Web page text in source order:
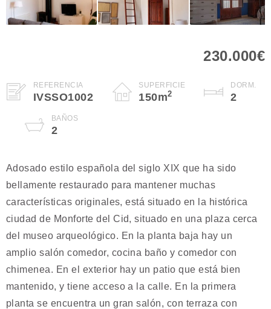
230.000€
REFERENCIA
IVSSO1002
SUPERFICIE
150m2
DORM.
2
BAÑOS
2
Adosado estilo española del siglo XIX que ha sido
bellamente restaurado para mantener muchas
características originales, está situado en la histórica
ciudad de Monforte del Cid, situado en una plaza cerca
del museo arqueológico. En la planta baja hay un
amplio salón comedor, cocina baño y comedor con
chimenea. En el exterior hay un patio que está bien
mantenido, y tiene acceso a la calle. En la primera
planta se encuentra un gran salón, con terraza con